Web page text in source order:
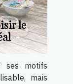
le
ses motifs
mais